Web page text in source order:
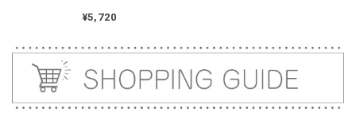
耳の部分が咥えやすいようでよく遊んでいます。木の部分は
ますが、見た目が可愛くて満足です。
み モナミ ST1524¥5,720